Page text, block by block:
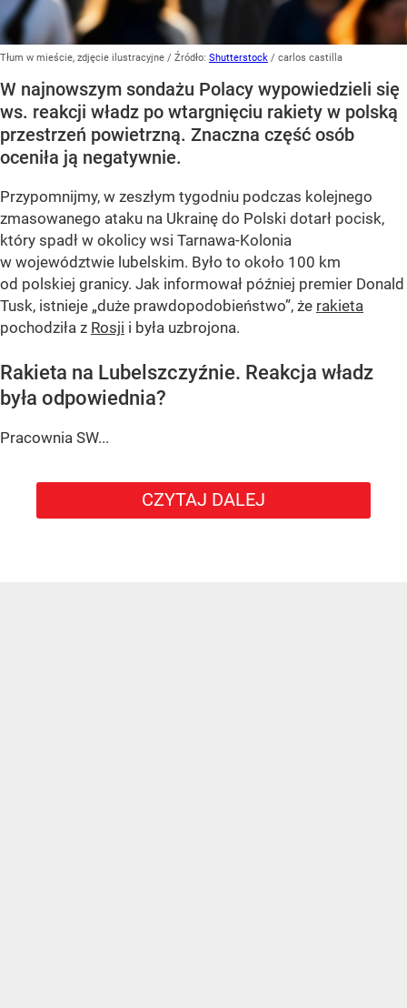
Tłum w mieście, zdjęcie ilustracyjne / Źródło: Shutterstock / carlos castilla
W najnowszym sondażu Polacy wypowiedzieli się
ws. reakcji władz po wtargnięciu rakiety w polską
przestrzeń powietrzną. Znaczna część osób
oceniła ją negatywnie.
Przypomnijmy, w zeszłym tygodniu podczas kolejnego
zmasowanego ataku na Ukrainę do Polski dotarł pocisk,
który spadł w okolicy wsi Tarnawa-Kolonia
w województwie lubelskim. Było to około 100 km
od polskiej granicy. Jak informował później premier Donald
Tusk, istnieje „duże prawdopodobieństwo”, że rakieta
pochodziła z Rosji i była uzbrojona.
Rakieta na Lubelszczyźnie. Reakcja władz
była odpowiednia?
Pracownia SW...
CZYTAJ DALEJ